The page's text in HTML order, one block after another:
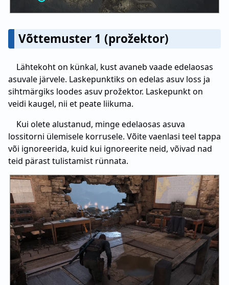
Võttemuster 1 (prožektor)
Lähtekoht on künkal, kust avaneb vaade edelaosas
asuvale järvele. Laskepunktiks on edelas asuv loss ja
sihtmärgiks loodes asuv prožektor. Laskepunkt on
veidi kaugel, nii et peate liikuma.
Kui olete alustanud, minge edelaosas asuva
lossitorni ülemisele korrusele. Võite vaenlasi teel tappa
või ignoreerida, kuid kui ignoreerite neid, võivad nad
teid pärast tulistamist rünnata.